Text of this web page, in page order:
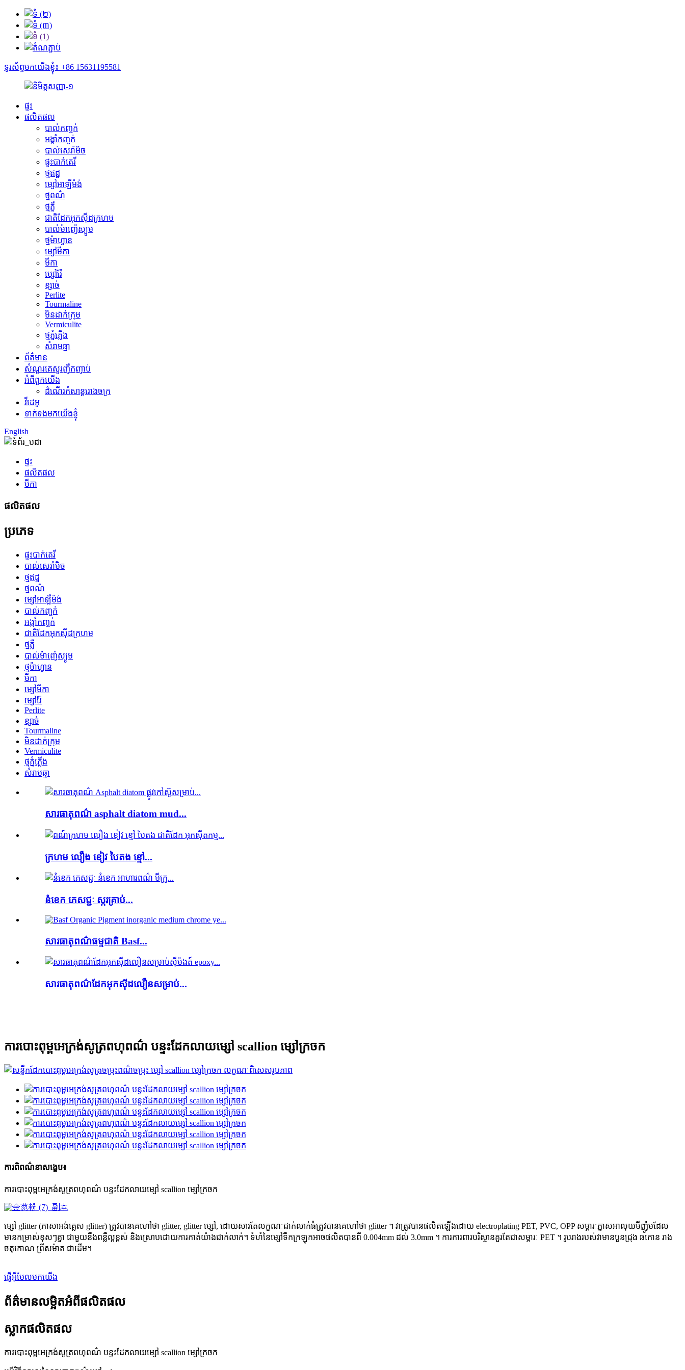
ទូរស័ព្ទមកយើងខ្ញុំ៖ +86 15631195581
ផ្ទះ
ផលិតផល
បាល់កញ្ចក់
អង្កាំកញ្ចក់
បាល់សេរ៉ាមិច
ផ្ទះបាក់តេរី
ថ្មឥដ្ឋ
ម្សៅអាឡឺម៉ង់
ថ្មពណ៌
ថ្មភ្លឺ
ជាតិដែកអុកស៊ីដក្រហម
បាល់ម៉ាញ៉េស្យូម
ថ្មម៉ាហ្វាន
ម្សៅមីកា
មីកា
ម្សៅរ៉ែ
ខ្សាច់
Perlite
Tourmaline
មិន​ដាក់​ក្រុម
Vermiculite
ថ្មភ្នំភ្លើង
សំរាមឆ្មា
ព័ត៌មាន
សំណួរគេសួរញឹកញាប់
អំពីពួកយើង
ដំណើរកំសាន្តរោងចក្រ
វីដេអូ
ទាក់ទងមកយើងខ្ញុំ
English
ផ្ទះ
ផលិតផល
មីកា
ផលិតផល
ប្រភេទ
ផ្ទះបាក់តេរី
បាល់សេរ៉ាមិច
ថ្មឥដ្ឋ
ថ្មពណ៌
ម្សៅអាឡឺម៉ង់
បាល់កញ្ចក់
អង្កាំកញ្ចក់
ជាតិដែកអុកស៊ីដក្រហម
ថ្មភ្លឺ
បាល់ម៉ាញ៉េស្យូម
ថ្មម៉ាហ្វាន
មីកា
ម្សៅមីកា
ម្សៅរ៉ែ
Perlite
ខ្សាច់
Tourmaline
មិន​ដាក់​ក្រុម
Vermiculite
ថ្មភ្នំភ្លើង
សំរាមឆ្មា
សារធាតុពណ៌ asphalt diatom mud...
ក្រហម លឿង ខៀវ បៃតង ខ្មៅ...
នំខេក ភេសជ្ជៈ ស្ករគ្រាប់...
សារធាតុពណ៌ធម្មជាតិ Basf...
សារធាតុពណ៌ដែកអុកស៊ីដលឿនសម្រាប់...
ការបោះពុម្ពអេក្រង់សូត្រពហុពណ៌ បន្ទះដែកលាយម្សៅ scallion ម្សៅក្រចក
ការពិពណ៌នាសង្ខេប៖
ការបោះពុម្ពអេក្រង់សូត្រពហុពណ៌ បន្ទះដែកលាយម្សៅ scallion ម្សៅក្រចក
ម្សៅ glitter (ភាសាអង់គ្លេស glitter) ត្រូវបានគេហៅថា glitter, glitter ម្សៅ, ដោយសារតែលក្ខណៈជាក់លាក់ធំត្រូវបានគេហៅថា glitter ។ វាត្រូវបានផលិតឡើងដោយ electroplating PET, PVC, OPP សម្ភារៈភ្នាសអាលុយមីញ៉ូមដែល
មានកម្រាស់ខុសៗគ្នា ជាមួយនឹងពន្លឺល្អខ្ពស់ និងស្រោបដោយការកាត់យ៉ាងជាក់លាក់។ ទំហំនៃម្សៅទឹកក្រឡុកអាចផលិតបានពី 0.004mm ដល់ 3.0mm ។ ការការពារបរិស្ថានគួរតែជាសម្ភារៈ PET ។ រូបរាងរបស់វាមានបួនជ្រុង ឆកោន រាង
ចតុកោណ ព្រីសម៉ាត ជាដើម។
ផ្ញើអ៊ីមែលមកយើង
ព័ត៌មានលម្អិតអំពីផលិតផល
ស្លាកផលិតផល
ការបោះពុម្ពអេក្រង់សូត្រពហុពណ៌ បន្ទះដែកលាយម្សៅ scallion ម្សៅក្រចក